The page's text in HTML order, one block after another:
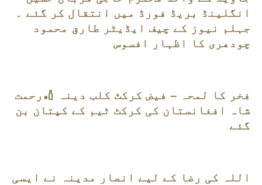
انگلینڈ بریڈ فورڈ میں انتقال کر گئے ۔
جہلم نیوز کے چیف ایڈیٹر طارق محمود
چودھری کا اظہار افسوس
فخر کا لمحہ – فیض کرکٹ کلب دینہ 🏏رحمت
شاہ افغانستان کی کرکٹ ٹیم کے کپتان بن
گئے
اللہ کی رضا کے لیے انصار مدینہ نے ایسی